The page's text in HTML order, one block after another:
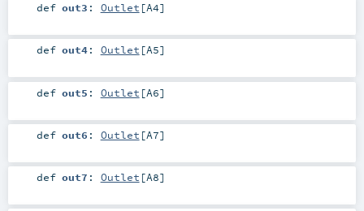
def out3 : Outlet [A4]
def out4: Outlet [A5]
def out5 : Outlet [A6]
def out6 : Outlet [A7]
def out7 : Outlet [A8]